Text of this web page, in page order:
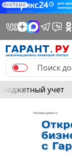
РЕКЛАМА
Бюджетный учет